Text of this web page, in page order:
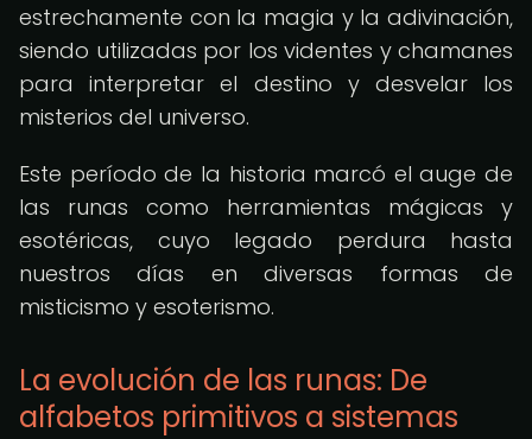
estrechamente con la magia y la adivinación,
siendo utilizadas por los videntes y chamanes
para interpretar el destino y desvelar los
misterios del universo.
Este período de la historia marcó el auge de
las runas como herramientas mágicas y
esotéricas, cuyo legado perdura hasta
nuestros días en diversas formas de
misticismo y esoterismo.
La evolución de las runas: De
alfabetos primitivos a sistemas